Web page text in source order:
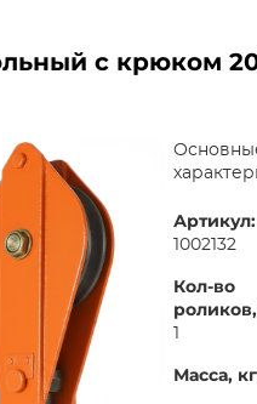
с крюком 20
Артикул:
1002132
Кол-во
Масса,